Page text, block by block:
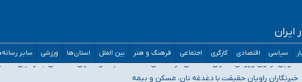
ایران
سیاسی اقتصادی کارگری اجتماعی فرهنگ و هنر بین الملل استان‌ها ورزشی سایر
کنکور ۱۴۰۵: خواستار اصلاح ظرفیت‌ها هستیم، اما هنوز پاسخ مشخصی نگرفته‌ایم
دکترای تخصصی فرماندهی صحنه عملیات و دکترای تخصصی جغرافیای نظامی دافوس آجا
خبرنگاران راویان حقیقت با دغدغه نان، مسکن و بیمه